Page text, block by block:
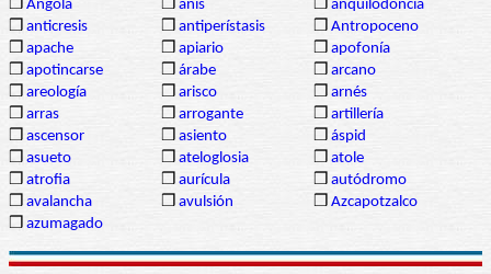
❒ Angola ❒ anís ❒ anquilodoncia
❒ anticresis ❒ antiperístasis ❒ Antropoceno
❒ apache ❒ apiario ❒ apofonía
❒ apotincarse ❒ árabe ❒ arcano
❒ areología ❒ arisco ❒ arnés
❒ arras ❒ arrogante ❒ artillería
❒ ascensor ❒ asiento ❒ áspid
❒ asueto ❒ ateloglosia ❒ atole
❒ atrofia ❒ aurícula ❒ autódromo
❒ avalancha ❒ avulsión ❒ Azcapotzalco
❒ azumagado